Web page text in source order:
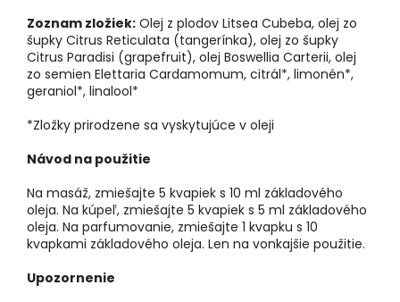
Zoznam zložiek: Olej z plodov Litsea Cubeba, olej zo
šupky Citrus Reticulata (tangerínka), olej zo šupky
Citrus Paradisi (grapefruit), olej Boswellia Carterii, olej
zo semien Elettaria Cardamomum, citrál*, limonén*,
geraniol*, linalool*
*Zložky prirodzene sa vyskytujúce v oleji
Návod na použitie
Na masáž, zmiešajte 5 kvapiek s 10 ml základového
oleja. Na kúpeľ, zmiešajte 5 kvapiek s 5 ml základového
oleja. Na parfumovanie, zmiešajte 1 kvapku s 10
kvapkami základového oleja. Len na vonkajšie použitie.
Upozornenie